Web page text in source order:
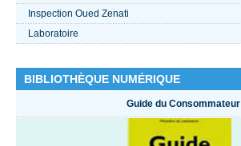
Inspection Oued Zenati
Laboratoire
BIBLIOTHÈQUE NUMÉRIQUE
Guide du Consommateur